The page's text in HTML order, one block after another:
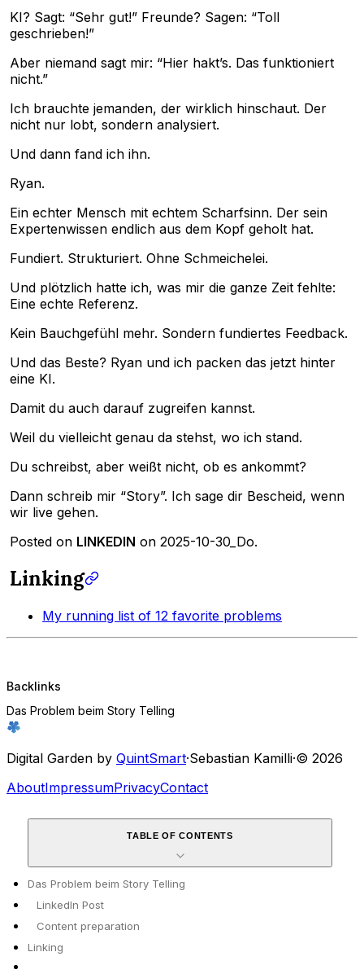
KI? Sagt: “Sehr gut!” Freunde? Sagen: “Toll
geschrieben!”
Aber niemand sagt mir: “Hier hakt’s. Das funktioniert
nicht.”
Ich brauchte jemanden, der wirklich hinschaut. Der
nicht nur lobt, sondern analysiert.
Und dann fand ich ihn.
Ryan.
Ein echter Mensch mit echtem Scharfsinn. Der sein
Expertenwissen endlich aus dem Kopf geholt hat.
Fundiert. Strukturiert. Ohne Schmeichelei.
Und plötzlich hatte ich, was mir die ganze Zeit fehlte:
Eine echte Referenz.
Kein Bauchgefühl mehr. Sondern fundiertes Feedback.
Und das Beste? Ryan und ich packen das jetzt hinter
eine KI.
Damit du auch darauf zugreifen kannst.
Weil du vielleicht genau da stehst, wo ich stand.
Du schreibst, aber weißt nicht, ob es ankommt?
Dann schreib mir “Story”. Ich sage dir Bescheid, wenn
wir live gehen.
Posted on LINKEDIN on 2025-10-30_Do.
Linking
My running list of 12 favorite problems
Backlinks
Das Problem beim Story Telling
Digital Garden by QuintSmart·Sebastian Kamilli·© 2026
AboutImpressumPrivacyContact
TABLE OF CONTENTS
Das Problem beim Story Telling
LinkedIn Post
Content preparation
Linking